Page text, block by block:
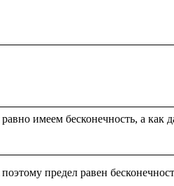
имеем бесконечность, а
предел равен